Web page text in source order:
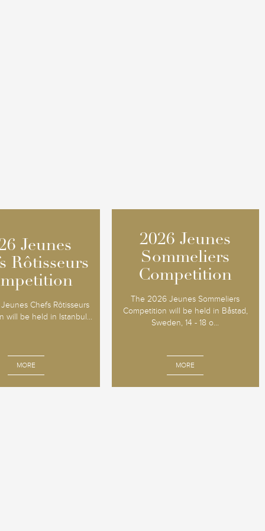
Jeunes
Rôtisseurs
Chefs Rôtisseurs
will be held in Istanbul...
MORE
Jeunes
Rôtisseurs
2026 Jeunes
Sommeliers
Competition
The 2026 Jeunes Sommeliers
Competition will be held in Båstad,
Sweden, 14 - 18 o...
MORE
2026 Jeunes
Sommeliers
Competition